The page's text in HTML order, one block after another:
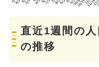
直近1週間の
の推移